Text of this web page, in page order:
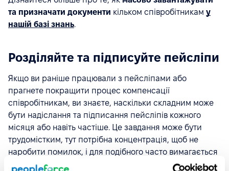
та призначати документи кільком співробітникам у
нашій базі знань.
Розділяйте та підписуйте пейсліпи
Якщо ви раніше працювали з пейсліпами або
прагнете покращити процес компенсації
співробітникам, ви знаєте, наскільки складним може
бути надіслання та підписання пейсліпів кожного
місяця або навіть частіше. Це завдання може бути
трудомістким, тут потрібна концентрація, щоб не
наробити помилок, і для подібного часто вимагається
стороннє програмне забезпечення. Однак із